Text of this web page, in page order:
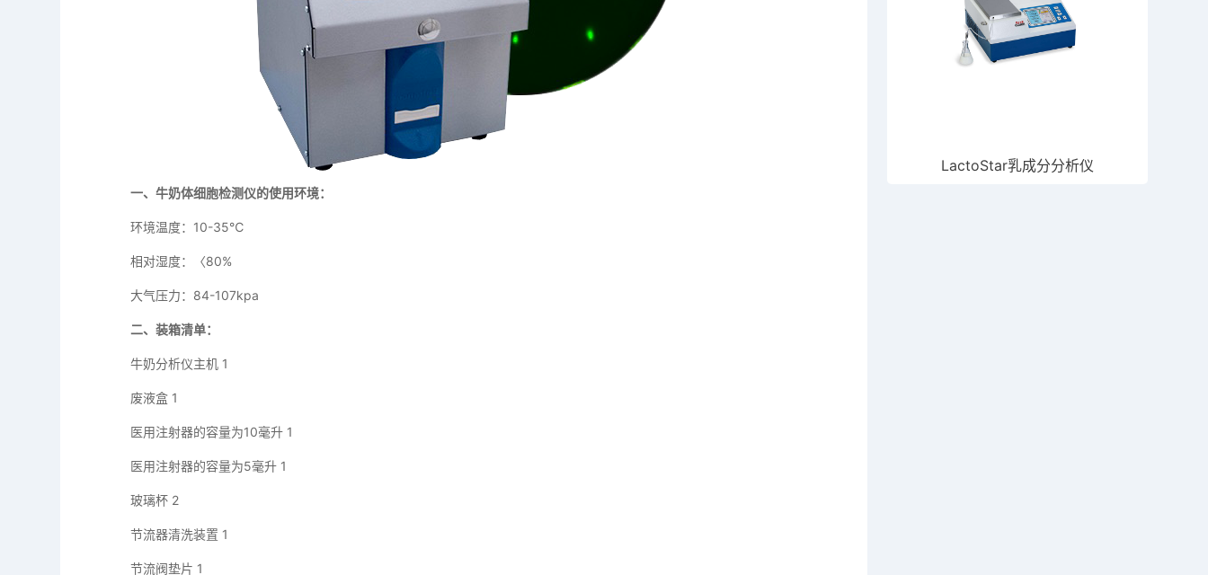
一、牛奶体细胞检测仪的使用环境：
环境温度：10-35℃
相对湿度：〈80%
大气压力：84-107kpa
二、装箱清单：
牛奶分析仪主机 1
废液盒 1
医用注射器的容量为10毫升 1
医用注射器的容量为5毫升 1
玻璃杯 2
节流器清洗装置 1
节流阀垫片 1
LactoStar乳成分分析仪